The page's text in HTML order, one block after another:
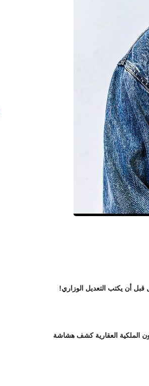
قبل أن يكتب التعديل الوزاري!
الملكية العقارية كشف هشاشة